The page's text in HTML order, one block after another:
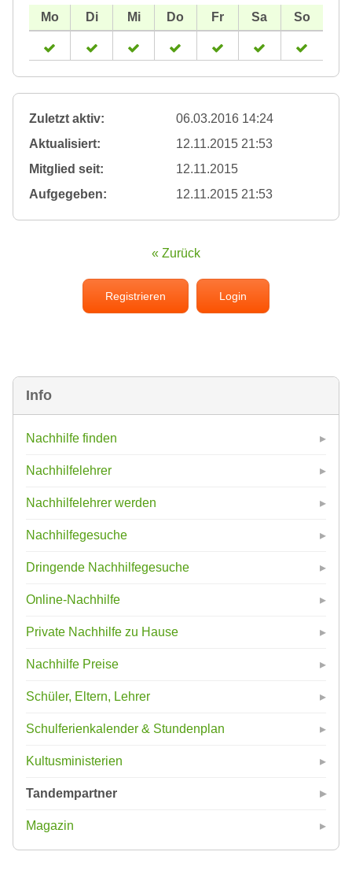
Info
Nachhilfe finden
Nachhilfelehrer
Nachhilfelehrer werden
Nachhilfegesuche
Dringende Nachhilfegesuche
Online-Nachhilfe
Private Nachhilfe zu Hause
Nachhilfe Preise
Schüler, Eltern, Lehrer
Schulferienkalender & Stundenplan
Kultusministerien
Tandempartner
Magazin
Zuletzt aktiv:
06.03.2016 14:24
Aktualisiert:
12.11.2015 21:53
Mitglied seit:
12.11.2015
Aufgegeben:
12.11.2015 21:53
« Zurück
Registrieren Login